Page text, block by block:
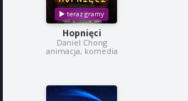
Hopnięci
Daniel Chong
animacja, komedia